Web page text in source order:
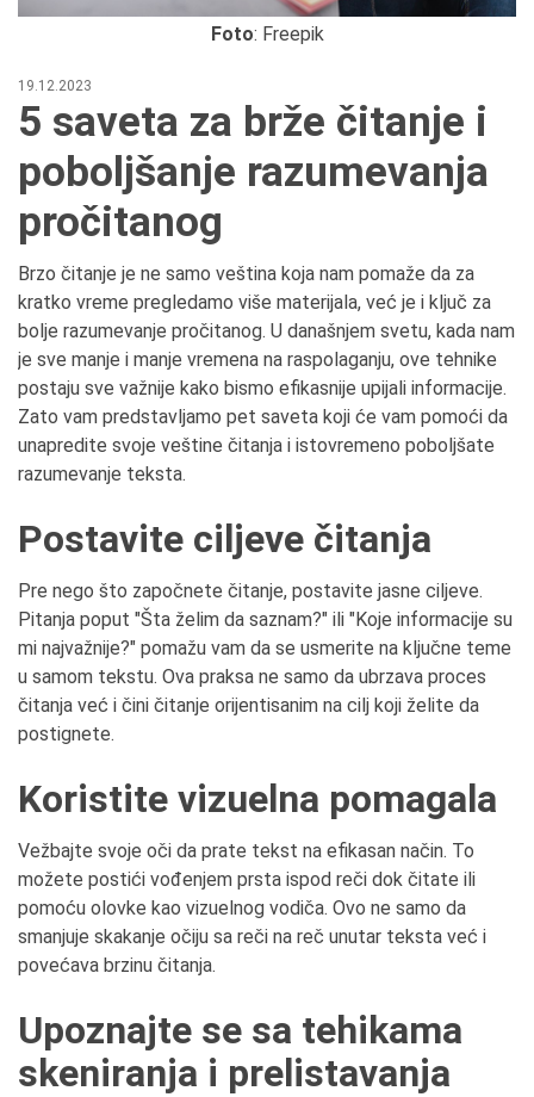
Foto: Freepik
19.12.2023
5 saveta za brže čitanje i
poboljšanje razumevanja
pročitanog
Brzo čitanje je ne samo veština koja nam pomaže da za
kratko vreme pregledamo više materijala, već je i ključ za
bolje razumevanje pročitanog. U današnjem svetu, kada nam
je sve manje i manje vremena na raspolaganju, ove tehnike
postaju sve važnije kako bismo efikasnije upijali informacije.
Zato vam predstavljamo pet saveta koji će vam pomoći da
unapredite svoje veštine čitanja i istovremeno poboljšate
razumevanje teksta.
Postavite ciljeve čitanja
Pre nego što započnete čitanje, postavite jasne ciljeve.
Pitanja poput "Šta želim da saznam?" ili "Koje informacije su
mi najvažnije?" pomažu vam da se usmerite na ključne teme
u samom tekstu. Ova praksa ne samo da ubrzava proces
čitanja već i čini čitanje orijentisanim na cilj koji želite da
postignete.
Koristite vizuelna pomagala
Vežbajte svoje oči da prate tekst na efikasan način. To
možete postići vođenjem prsta ispod reči dok čitate ili
pomoću olovke kao vizuelnog vodiča. Ovo ne samo da
smanjuje skakanje očiju sa reči na reč unutar teksta već i
povećava brzinu čitanja.
Upoznajte se sa tehikama
skeniranja i prelistavanja